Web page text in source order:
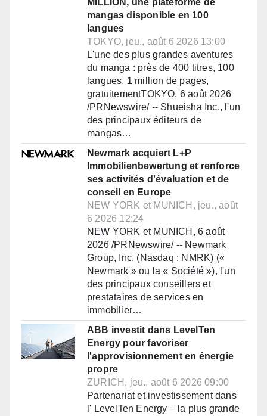
MILLION, une plateforme de
mangas disponible en 100
langues
TOKYO, jeu., août 6 2026 13:00
L'une des plus grandes aventures
du manga : près de 400 titres, 100
langues, 1 million de pages,
gratuitementTOKYO, 6 août 2026
/PRNewswire/ -- Shueisha Inc., l'un
des principaux éditeurs de
mangas…
Newmark acquiert L+P
Immobilienbewertung et renforce
ses activités d'évaluation et de
conseil en Europe
NEW YORK et MUNICH, jeu., août
6 2026 12:24
NEW YORK et MUNICH, 6 août
2026 /PRNewswire/ -- Newmark
Group, Inc. (Nasdaq : NMRK) («
Newmark » ou la « Société »), l'un
des principaux conseillers et
prestataires de services en
immobilier…
ABB investit dans LevelTen
Energy pour favoriser
l'approvisionnement en énergie
propre
ZURICH, jeu., août 6 2026 09:00
Partenariat et investissement dans
l' LevelTen Energy – la plus grande